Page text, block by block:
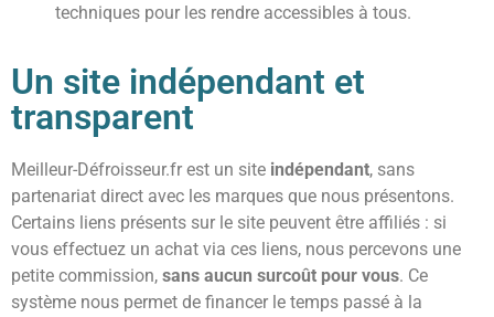
techniques pour les rendre accessibles à tous.
Un site indépendant et
transparent
Meilleur-Défroisseur.fr est un site indépendant, sans
partenariat direct avec les marques que nous présentons.
Certains liens présents sur le site peuvent être affiliés : si
vous effectuez un achat via ces liens, nous percevons une
petite commission, sans aucun surcoût pour vous. Ce
système nous permet de financer le temps passé à la